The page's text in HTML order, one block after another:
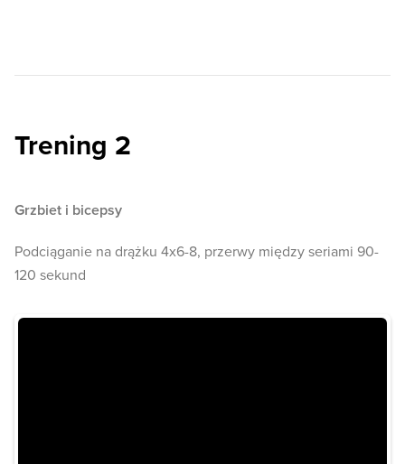
Trening 2
Grzbiet i bicepsy
Podciąganie na drążku 4x6-8, przerwy między seriami 90-
120 sekund